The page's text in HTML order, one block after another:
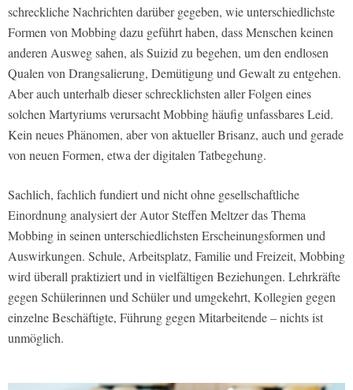
schreckliche Nachrichten darüber gegeben, wie unterschiedlichste
Formen von Mobbing dazu geführt haben, dass Menschen keinen
anderen Ausweg sahen, als Suizid zu begehen, um den endlosen
Qualen von Drangsalierung, Demütigung und Gewalt zu entgehen.
Aber auch unterhalb dieser schrecklichsten aller Folgen eines
solchen Martyriums verursacht Mobbing häufig unfassbares Leid.
Kein neues Phänomen, aber von aktueller Brisanz, auch und gerade
von neuen Formen, etwa der digitalen Tatbegehung.
Sachlich, fachlich fundiert und nicht ohne gesellschaftliche
Einordnung analysiert der Autor Steffen Meltzer das Thema
Mobbing in seinen unterschiedlichsten Erscheinungsformen und
Auswirkungen. Schule, Arbeitsplatz, Familie und Freizeit, Mobbing
wird überall praktiziert und in vielfältigen Beziehungen. Lehrkräfte
gegen Schülerinnen und Schüler und umgekehrt, Kollegien gegen
einzelne Beschäftigte, Führung gegen Mitarbeitende – nichts ist
unmöglich.